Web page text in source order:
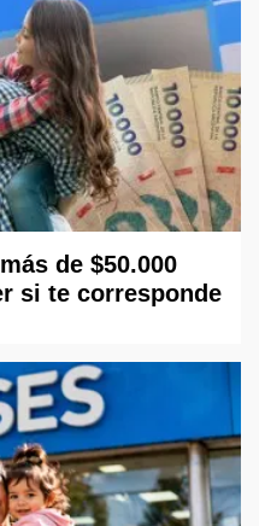
de $50.000
si te corresponde